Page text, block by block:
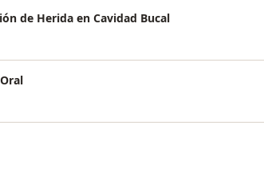
de Herida en Cavidad Bucal